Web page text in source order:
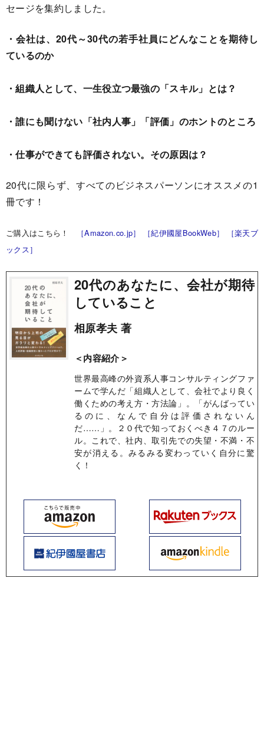
セージを集約しました。
・会社は、20代～30代の若手社員にどんなことを期待し
ているのか
・組織人として、一生役立つ最強の「スキル」とは？
・誰にも聞けない「社内人事」「評価」のホントのところ
・仕事ができても評価されない。その原因は？
20代に限らず、すべてのビジネスパーソンにオススメの1
冊です！
ご購入はこちら！ ［Amazon.co.jp］ ［紀伊國屋BookWeb］
［楽天ブ
ックス］
20代のあなたに、会社が期待
していること
相原孝夫 著
＜内容紹介＞
世界最高峰の外資系人事コンサルティングファ
ームで学んだ「組織人として、会社でより良く
働くための考え方・方法論」。「がんばってい
るのに、なんで自分は評価されないん
だ……」。２０代で知っておくべき４７のルー
ル。これで、社内、取引先での失望・不満・不
安が消える。みるみる変わっていく自分に驚
く！